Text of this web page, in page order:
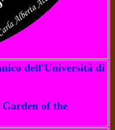
dell'Università di
of the